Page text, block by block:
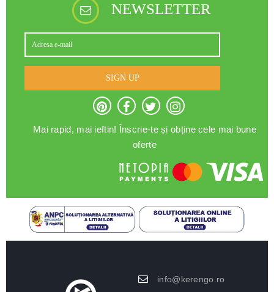
NEWSLETTER
SIGN UP
Mai rapid, mai ieftin! Înscrie-te și obține cele mai bune
oferte
info@kerengo.ro